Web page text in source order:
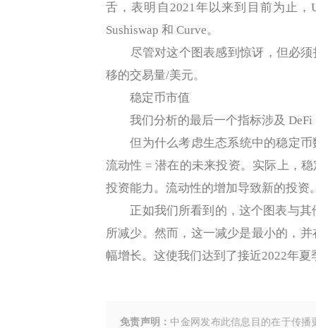
舌，表明自2021年以来到目前为止，
Sushiswap 和 Curve。
尽管对这个图表感到惊讶，但必须
移的交易量/美元。
稳定币市值
我们分析的最后一个指标涉及 DeFi
但为什么考虑生态系统中的稳定币
流动性 = 潜在的未来投资。实际上，
投资能力。流动性的增加导致新的投资
正如我们所看到的，这个图表与其
所减少。然而，这一减少是最小的，
幅增长。这使我们达到了接近2022年
免责声明： 中金网发布此信息目的在于传